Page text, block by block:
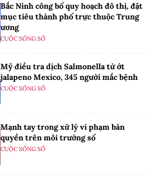
Bắc Ninh công bố quy hoạch đô thị, đặt
mục tiêu thành phố trực thuộc Trung
ương
CUỘC SỐNG SỐ
Mỹ điều tra dịch Salmonella từ ớt
jalapeno Mexico, 345 người mắc bệnh
CUỘC SỐNG SỐ
Mạnh tay trong xử lý vi phạm bản
quyền trên môi trường số
CUỘC SỐNG SỐ